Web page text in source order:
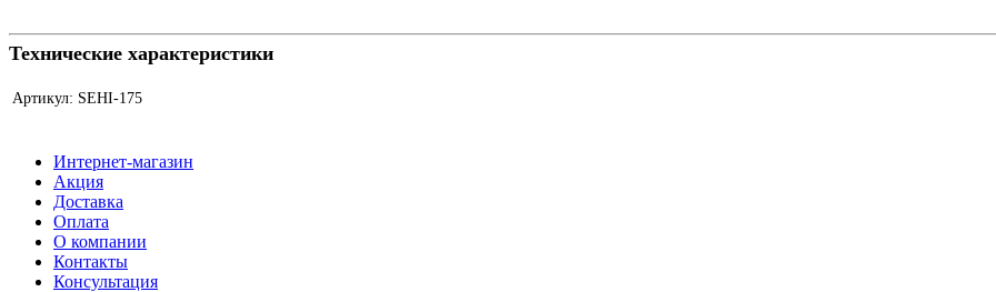
Технические характеристики
Артикул: SEHI-175
Интернет-магазин
Акция
Доставка
Оплата
О компании
Контакты
Консультация